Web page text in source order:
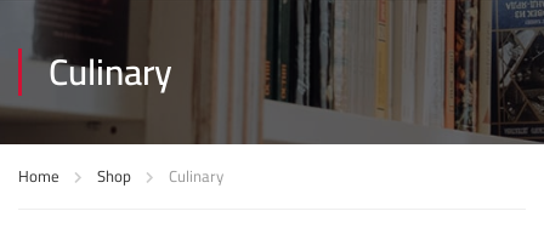
Culinary
Home Shop Culinary